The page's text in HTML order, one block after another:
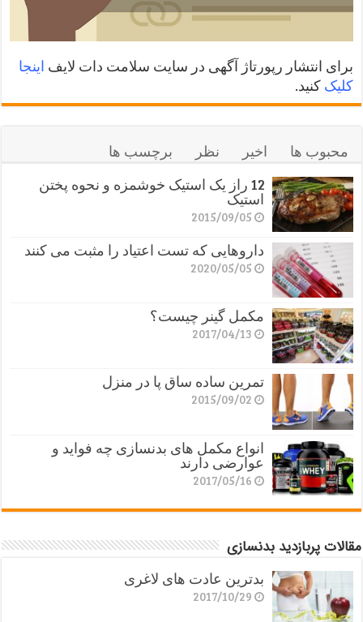
برای انتشار رپورتاژ آگهی در سایت سلامت دات لایف اینجا
کلیک کنید.
محبوب ها اخیر نظر
برچسب ها
12 راز یک استیک خوشمزه و نحوه پختن
استیک
2015/09/05
داروهایی که تست اعتیاد را مثبت می کنند
2020/05/05
مکمل گینر چیست؟
2017/04/13
تمرین ساده ساق پا در منزل
2015/09/02
انواع مکمل های بدنسازی چه فواید و
عوارضی دارند
2017/05/16
مقالات پربازدید بدنسازی
بدترین عادت های لاغری
2017/10/29